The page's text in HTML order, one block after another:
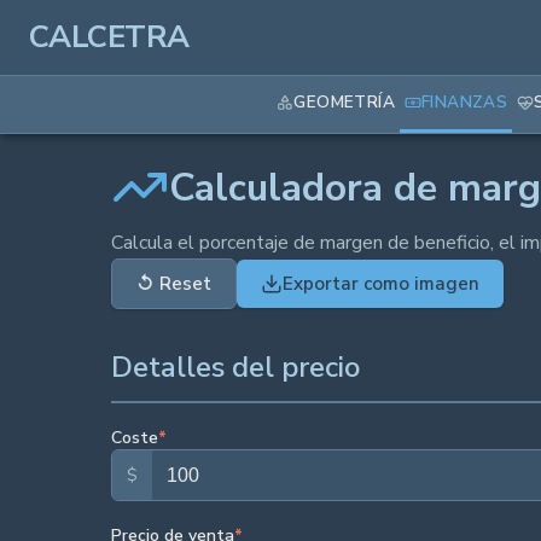
CALCETRA
GEOMETRÍA FINANZAS
Calculadora de
Calcula el porcentaje de margen de beneficio, el
↺ Reset Exportar como imagen
Detalles del precio
Coste*
$
Precio de venta*